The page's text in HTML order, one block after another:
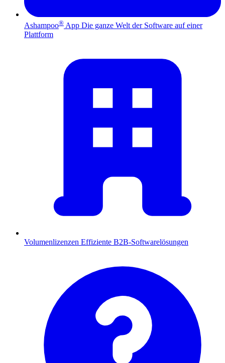
Ashampoo® App Die ganze Welt der Software auf einer
Plattform
Volumenlizenzen Effiziente B2B-Softwarelösungen